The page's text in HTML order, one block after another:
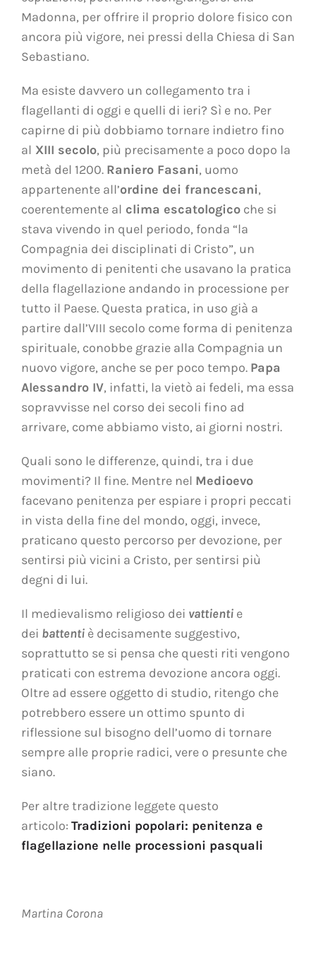
Madonna, per offrire il proprio dolore fisico con
ancora più vigore, nei pressi della Chiesa di San
Sebastiano.
Ma esiste davvero un collegamento tra i
flagellanti di oggi e quelli di ieri? Sì e no. Per
capirne di più dobbiamo tornare indietro fino
al XIII secolo, più precisamente a poco dopo la
metà del 1200. Raniero Fasani, uomo
appartenente all’ordine dei francescani,
coerentemente al clima escatologicoche si
stava vivendo in quel periodo, fonda “la
Compagnia dei disciplinati di Cristo”, un
movimento di penitenti che usavano la pratica
della flagellazione andando in processione per
tutto il Paese. Questa pratica, in uso già a
partire dall’VIII secolo come forma di penitenza
spirituale, conobbe grazie alla Compagnia un
nuovo vigore, anche se per poco tempo. Papa
Alessandro IV, infatti, la vietò ai fedeli, ma essa
sopravvisse nel corso dei secoli fino ad
arrivare, come abbiamo visto, ai giorni nostri.
Quali sono le differenze, quindi, tra i due
movimenti? Il fine. Mentre nel Medioevo
facevano penitenza per espiare i propri peccati
in vista della fine del mondo, oggi, invece,
praticano questo percorso per devozione, per
sentirsi più vicini a Cristo, per sentirsi più
degni di lui.
Il medievalismo religioso dei vattienti e
dei battentiè decisamente suggestivo,
soprattutto se si pensa che questi riti vengono
praticati con estrema devozione ancora oggi.
Oltre ad essere oggetto di studio, ritengo che
potrebbero essere un ottimo spunto di
riflessione sul bisogno dell’uomo di tornare
sempre alle proprie radici, vere o presunte che
siano.
Per altre tradizione leggete questo
articolo: Tradizioni popolari: penitenza e
flagellazione nelle processioni pasquali
Martina Corona